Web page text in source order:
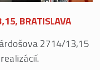
BRATISLAVA
2714/13,15